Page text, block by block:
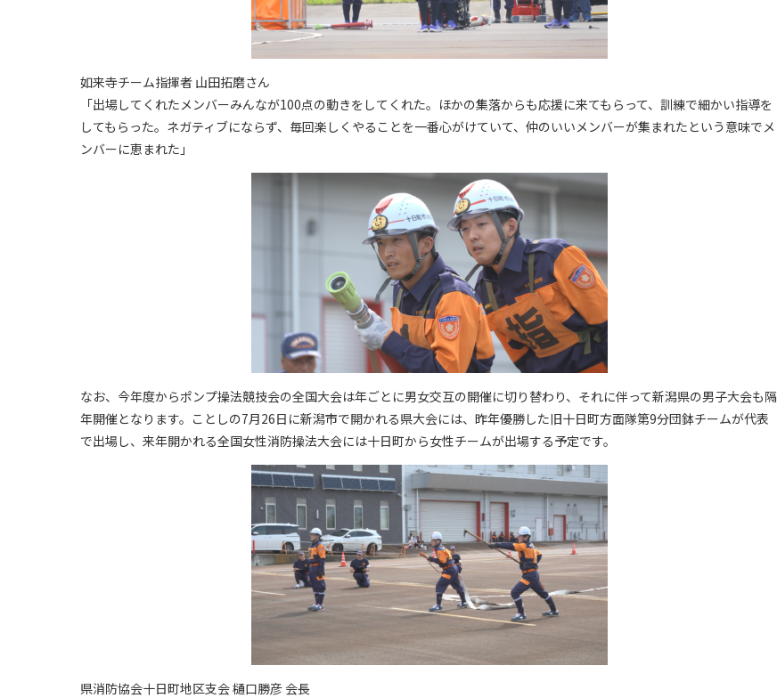
如来寺チーム指揮者 山田拓磨さん
「出場してくれたメンバーみんなが100点の動きをしてくれた。ほかの集落からも応援に来てもらって、訓練で細かい指導を
してもらった。ネガティブにならず、毎回楽しくやることを一番心がけていて、仲のいいメンバーが集まれたという意味でメ
ンバーに恵まれた」
なお、今年度からポンプ操法競技会の全国大会は年ごとに男女交互の開催に切り替わり、それに伴って新潟県の男子大会も隔
年開催となります。ことしの7月26日に新潟市で開かれる県大会には、昨年優勝した旧十日町方面隊第9分団鉢チームが代表
で出場し、来年開かれる全国女性消防操法大会には十日町から女性チームが出場する予定です。
県消防協会十日町地区支会 樋口勝彦 会長